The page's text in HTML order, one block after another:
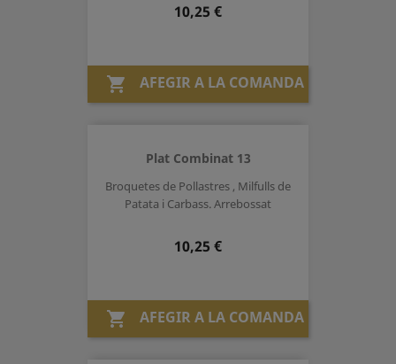
Preu
10,25 €
 AFEGIR A LA COMANDA
Plat Combinat 13
Broquetes de Pollastres , Milfulls de
Patata i Carbass. Arrebossat
Preu
10,25 €
 AFEGIR A LA COMANDA